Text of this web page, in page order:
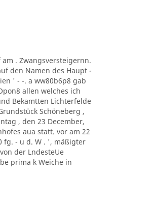
. Zwangsversteigernn.
den Namen des Haupt -
' - -. a ww80b6p8 gab
allen welches ich
Bekamtten Lichterfelde
Schöneberg ,
, den 23 December,
aua statt. vor am 22
fg. - u d. W . ', mäßigter
der LndesteUe
prima k Weiche in